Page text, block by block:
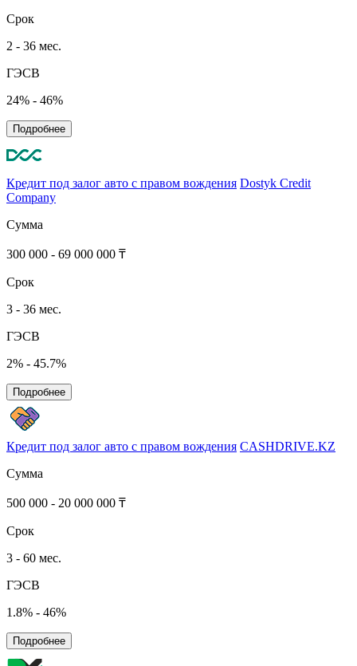
Срок
2 - 36 мес.
ГЭСВ
24% - 46%
Подробнее
Кредит под залог авто с правом вождения Dostyk Credit
Company
Сумма
300 000 - 69 000 000 ₸
Срок
3 - 36 мес.
ГЭСВ
2% - 45.7%
Подробнее
Кредит под залог авто с правом вождения CASHDRIVE.KZ
Сумма
500 000 - 20 000 000 ₸
Срок
3 - 60 мес.
ГЭСВ
1.8% - 46%
Подробнее